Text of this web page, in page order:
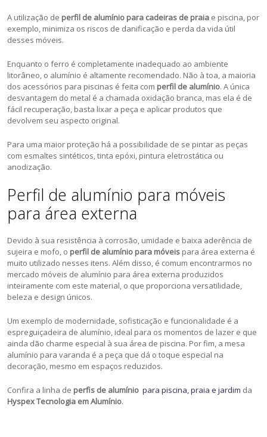
A utilização de perfil de alumínio para cadeiras de praia e piscina, por
exemplo, minimiza os riscos de danificação e perda da vida útil
desses móveis.
Enquanto o ferro é completamente inadequado ao ambiente
litorâneo, o alumínio é altamente recomendado. Não à toa, a maioria
dos acessórios para piscinas é feita com perfil de alumínio. A única
desvantagem do metal é a chamada oxidação branca, mas ela é de
fácil recuperação, basta lixar a peça e aplicar produtos que
devolvem seu aspecto original.
Para uma maior proteção há a possibilidade de se pintar as peças
com esmaltes sintéticos, tinta epóxi, pintura eletrostática ou
anodização.
Perfil de alumínio para móveis
para área externa
Devido à sua resistência à corrosão, umidade e baixa aderência de
sujeira e mofo, o perfil de alumínio para móveis para área externa é
muito utilizado nesses itens. Além disso, é comum encontrarmos no
mercado móveis de alumínio para área externa produzidos
inteiramente com este material, o que proporciona versatilidade,
beleza e design únicos.
Um exemplo de modernidade, sofisticação e funcionalidade é a
espreguiçadeira de alumínio, ideal para os momentos de lazer e que
ainda dão charme especial à sua área de piscina. Por fim, a mesa
alumínio para varanda é a peça que dá o toque especial na
decoração, mesmo em espaços reduzidos.
Confira a linha de perfis de alumínio para piscina, praia e jardim da
Hyspex Tecnologia em Alumínio.